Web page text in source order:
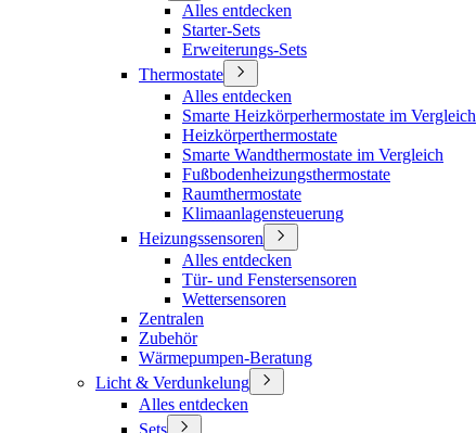
Alles entdecken
Starter-Sets
Erweiterungs-Sets
Thermostate
Alles entdecken
Smarte Heizkörperhermostate im Vergleich
Heizkörperthermostate
Smarte Wandthermostate im Vergleich
Fußbodenheizungsthermostate
Raumthermostate
Klimaanlagensteuerung
Heizungssensoren
Alles entdecken
Tür- und Fenstersensoren
Wettersensoren
Zentralen
Zubehör
Wärmepumpen-Beratung
Licht & Verdunkelung
Alles entdecken
Sets